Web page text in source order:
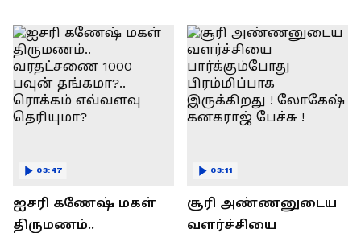
ஐசரி கணேஷ் மகள்
திருமணம்..
03:47
சூரி அண்ணனுடைய
வளர்ச்சியை
03:11